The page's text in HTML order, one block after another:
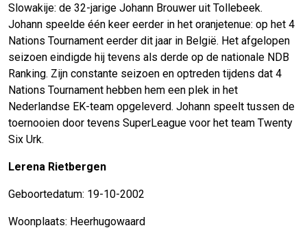
Slowakije: de 32-jarige Johann Brouwer uit Tollebeek.
Johann speelde één keer eerder in het oranjetenue: op het 4
Nations Tournament eerder dit jaar in België. Het afgelopen
seizoen eindigde hij tevens als derde op de nationale NDB
Ranking. Zijn constante seizoen en optreden tijdens dat 4
Nations Tournament hebben hem een plek in het
Nederlandse EK-team opgeleverd. Johann speelt tussen de
toernooien door tevens SuperLeague voor het team Twenty
Six Urk.
Lerena Rietbergen
Geboortedatum: 19-10-2002
Woonplaats: Heerhugowaard